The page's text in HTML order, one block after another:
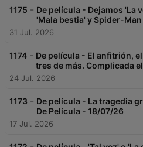
1175 - De película - Dejamos 'La
'Mala bestia' y Spider-
31 Jul. 2026
1174 - De película - El anfitrión,
tres de más. Complicada
24 Jul. 2026
1173 - De película - La tragedia
De Película - 18/07/26
17 Jul. 2026